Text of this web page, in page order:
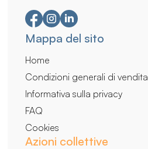
Navigazione
secondaria
Mappa del sito
Home
Condizioni generali di vendita
Informativa sulla privacy
FAQ
Cookies
Azioni collettive